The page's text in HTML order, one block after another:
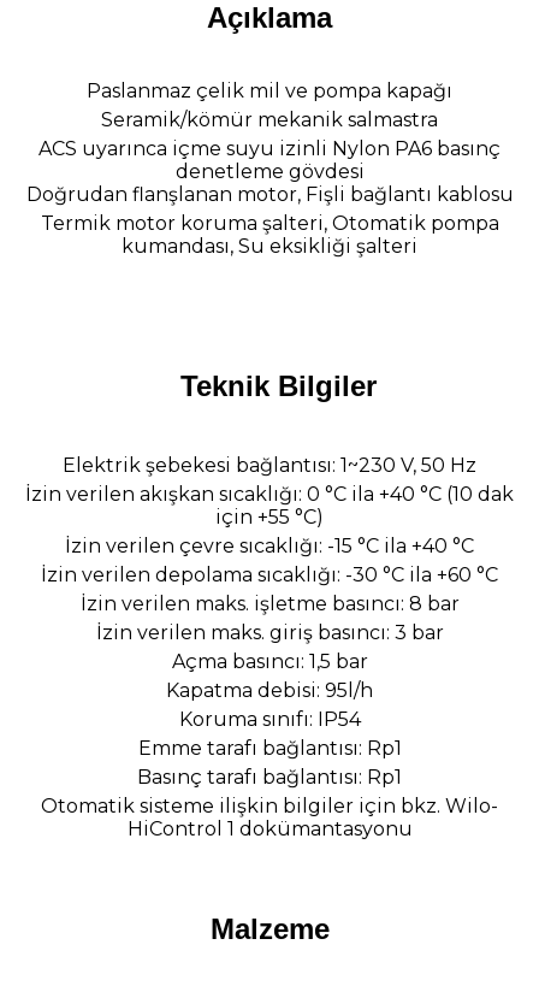
Açıklama
Paslanmaz çelik mil ve pompa kapağı
Seramik/kömür mekanik salmastra
ACS uyarınca içme suyu izinli Nylon PA6 basınç
denetleme gövdesi
Doğrudan flanşlanan motor, Fişli bağlantı kablosu
Termik motor koruma şalteri, Otomatik pompa
kumandası, Su eksikliği şalteri
Teknik Bilgiler
Elektrik şebekesi bağlantısı: 1~230 V, 50 Hz
İzin verilen akışkan sıcaklığı: 0 °C ila +40 °C (10 dak
için +55 °C)
İzin verilen çevre sıcaklığı: -15 °C ila +40 °C
İzin verilen depolama sıcaklığı: -30 °C ila +60 °C
İzin verilen maks. işletme basıncı: 8 bar
İzin verilen maks. giriş basıncı: 3 bar
Açma basıncı: 1,5 bar
Kapatma debisi: 95l/h
Koruma sınıfı: IP54
Emme tarafı bağlantısı: Rp1
Basınç tarafı bağlantısı: Rp1
Otomatik sisteme ilişkin bilgiler için bkz. Wilo-
HiControl 1 dokümantasyonu
Malzeme